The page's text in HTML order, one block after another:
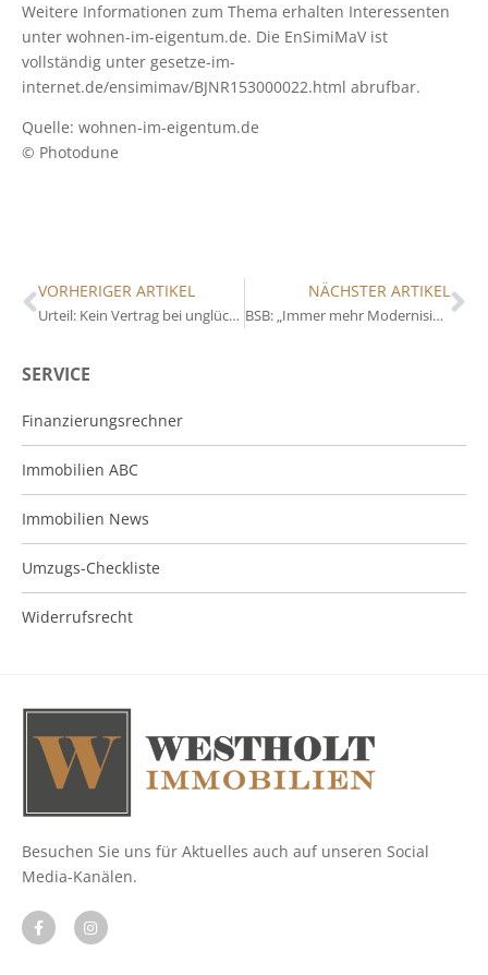
SERVICE
Finanzierungsrechner
Immobilien ABC
Immobilien News
Umzugs-Checkliste
Widerrufsrecht
Weitere Informationen zum Thema erhalten Interessenten
unter wohnen-im-eigentum.de. Die EnSimiMaV ist
vollständig unter gesetze-im-
internet.de/ensimimav/BJNR153000022.html abrufbar.
Quelle: wohnen-im-eigentum.de
© Photodune
VORHERIGER ARTIKEL
Urteil: Kein Vertrag bei unglücklicher Verwechslung
NÄCHSTER ARTIKEL
BSB: „Immer mehr Modernisierungen werden verschoben oder ganz aufgegeben“
Besuchen Sie uns für Aktuelles auch auf unseren Social
Media-Kanälen.